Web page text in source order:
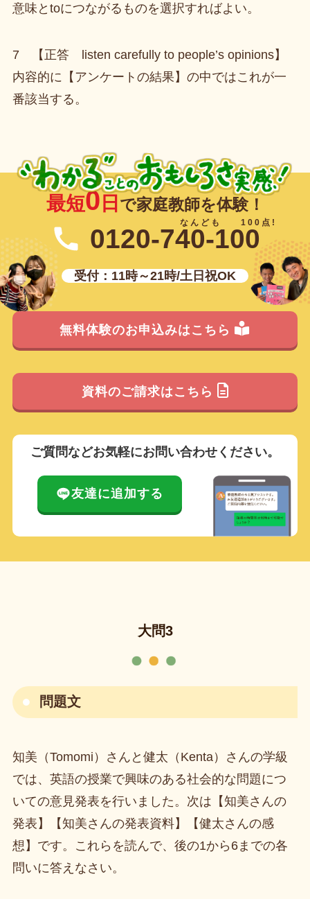
意味とtoにつながるものを選択すればよい。
7 【正答 listen carefully to people’s opinions】
内容的に【アンケートの結果】の中ではこれが一
番該当する。
最短0 日 で家庭教師を体験！
0120-740-100
受付：11時～21時/土日祝OK
無料体験のお申込みはこちら
資料のご請求はこちら
ご質問などお気軽にお問い合わせください。
友達に追加する
大問3
問題文
知美（Tomomi）さんと健太（Kenta）さんの学級
では、英語の授業で興味のある社会的な問題につ
いての意見発表を行いました。次は【知美さんの
発表】【知美さんの発表資料】【健太さんの感
想】です。これらを読んで、後の1から6までの各
問いに答えなさい。